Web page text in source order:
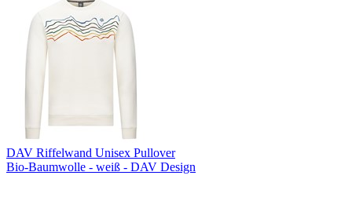
DAV Riffelwand Unisex Pullover
Bio-Baumwolle - weiß - DAV Design